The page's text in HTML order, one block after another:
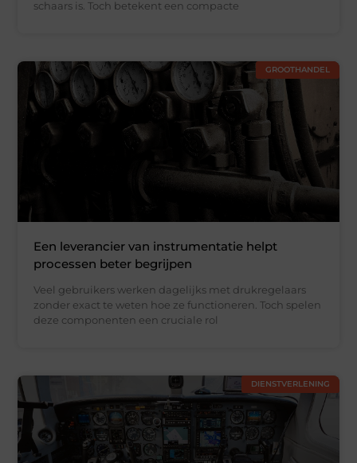
schaars is. Toch betekent een compacte
GROOTHANDEL
Een leverancier van instrumentatie helpt
processen beter begrijpen
Veel gebruikers werken dagelijks met drukregelaars
zonder exact te weten hoe ze functioneren. Toch spelen
deze componenten een cruciale rol
DIENSTVERLENING